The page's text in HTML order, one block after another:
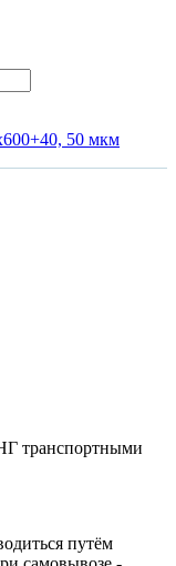
50 мкм
транспортными
путём